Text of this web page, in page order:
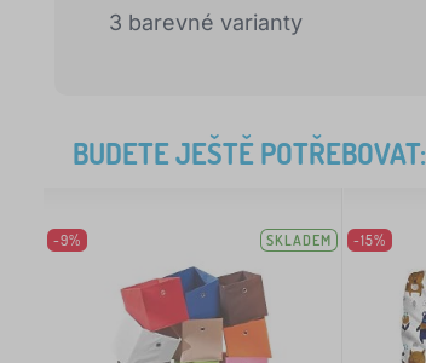
3 barevné varianty
BUDETE JEŠTĚ POTŘEBOVAT:
-9% SKLADEM -15%